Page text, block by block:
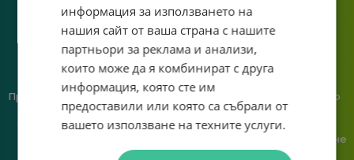
Предлагаме различни методи
на плащане, включително
възможност за плащане с
Ние сме малък екип и точно
затова поемаме лична
отговорност за всяка
поръчка. Ако има проблем – не
го прехвърляме, а го
информация за използването на
нашия сайт от ваша страна с нашите
партньори за реклама и анализи,
които може да я комбинират с друга
информация, която сте им
предоставили или която са събрали от
вашето използване на техните услуги.